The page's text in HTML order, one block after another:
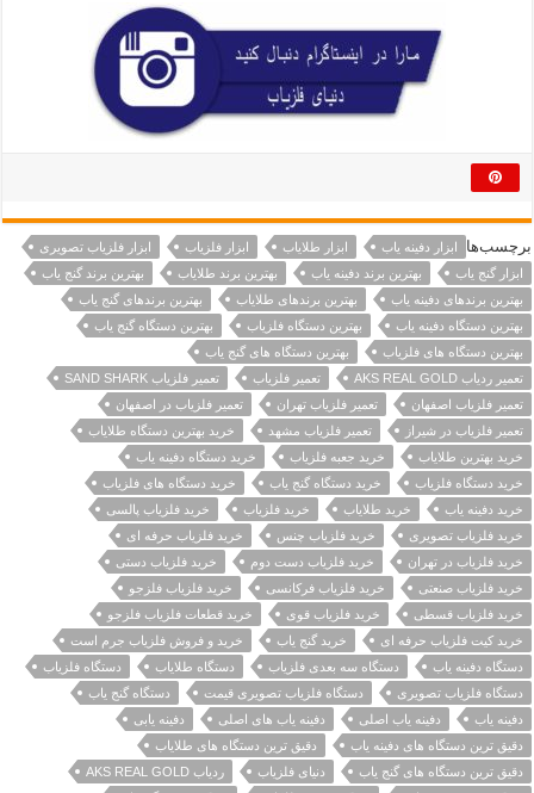
برچسب‌ها ابزار دفینه یاب ابزار طلایاب ابزار فلزیاب
ابزار فلزیاب تصویری
ابزار گنج یاب
بهترین برند دفینه یاب بهترین برند طلایاب
بهترین برند گنج یاب
بهترین برندهای دفینه یاب
بهترین برندهای طلایاب
بهترین برندهای گنج یاب
بهترین دستگاه دفینه یاب
بهترین دستگاه فلزیاب
بهترین دستگاه گنج یاب
بهترین دستگاه های فلزیاب
بهترین دستگاه های گنج یاب
تعمیر ردیاب AKS REAL GOLD
تعمیر فلزیاب
تعمیر فلزیاب SAND SHARK
تعمیر فلزیاب اصفهان
تعمیر فلزیاب تهران
تعمیر فلزیاب در اصفهان
تعمیر فلزیاب در شیراز
تعمیر فلزیاب مشهد
خرید بهترین دستگاه طلایاب
خرید بهترین طلایاب
خرید جعبه فلزیاب
خرید دستگاه دفینه یاب
خرید دستگاه فلزیاب
خرید دستگاه گنج یاب
خرید دستگاه های فلزیاب
خرید دفینه یاب
خرید طلایاب خرید فلزیاب
خرید فلزیاب پالسی
خرید فلزیاب تصویری
خرید فلزیاب چنس
خرید فلزیاب حرفه ای
خرید فلزیاب در تهران
خرید فلزیاب دست دوم
خرید فلزیاب دستی
خرید فلزیاب صنعتی
خرید فلزیاب فرکانسی
خرید فلزیاب فلزجو
خرید فلزیاب قسطی
خرید فلزیاب قوی
خرید قطعات فلزیاب فلزجو
خرید کیت فلزیاب حرفه ای
خرید گنج یاب
خرید و فروش فلزیاب جرم است
دستگاه دفینه یاب
دستگاه سه بعدی فلزیاب دستگاه طلایاب
دستگاه فلزیاب
دستگاه فلزیاب تصویری
دستگاه فلزیاب تصویری قیمت
دستگاه گنج یاب
دفینه یاب
دفینه یاب اصلی دفینه یاب های اصلی
دفینه یابی
دقیق ترین دستگاه های دفینه یاب
دقیق ترین دستگاه های طلایاب
دقیق ترین دستگاه های گنج یاب
دنیای فلزیاب
ردیاب AKS REAL GOLD